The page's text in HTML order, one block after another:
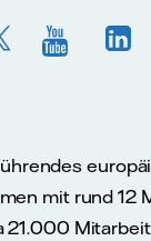
mit rund 12
21.000